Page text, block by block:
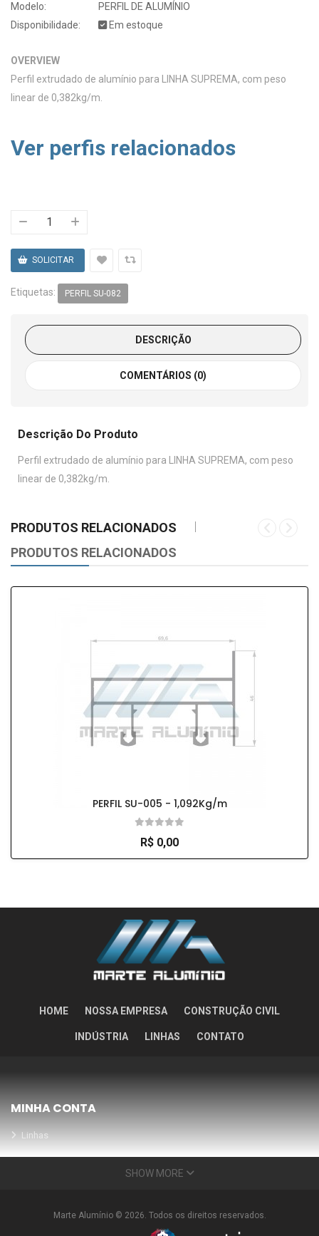
Modelo:
PERFIL DE ALUMÍNIO
Disponibilidade:
Em estoque
OVERVIEW
Perfil extrudado de alumínio para LINHA SUPREMA, com peso
linear de 0,382kg/m.
Ver perfis relacionados
Etiquetas: PERFIL SU-082
DESCRIÇÃO
COMENTÁRIOS (0)
Descrição Do Produto
Perfil extrudado de alumínio para LINHA SUPREMA, com peso
linear de 0,382kg/m.
PRODUTOS RELACIONADOS
PRODUTOS RELACIONADOS
PERFIL SU-005 - 1,092Kg/m
R$ 0,00
HOME NOSSA EMPRESA CONSTRUÇÃO CIVIL
INDÚSTRIA LINHAS CONTATO
MINHA CONTA
Linhas
Meus Orçamentos
Condições Especiais
SHOW MORE
Marte Alumínio © 2026. Todos os direitos reservados.